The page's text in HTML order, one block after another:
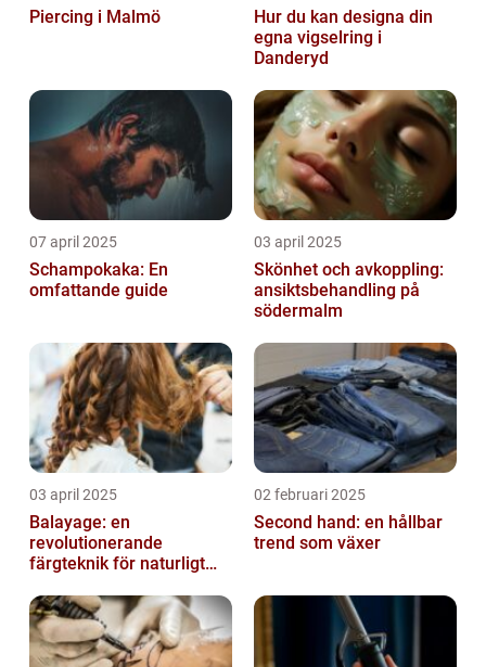
Piercing i Malmö
Hur du kan designa din
egna vigselring i
Danderyd
07 april 2025
Schampokaka: En
omfattande guide
03 april 2025
Skönhet och avkoppling:
ansiktsbehandling på
södermalm
03 april 2025
Balayage: en
revolutionerande
färgteknik för naturligt
02 februari 2025
Second hand: en hållbar
trend som växer